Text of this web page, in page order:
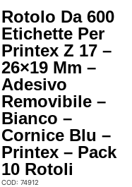
Rotolo Da 600
Etichette Per
Printex Z 17 –
26×19 Mm –
Adesivo
Removibile –
Bianco –
Cornice Blu –
Printex – Pack
10 Rotoli
COD: 74912